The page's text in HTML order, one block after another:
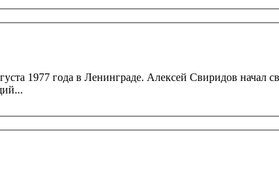
свой творческий путь с класса виолончели,